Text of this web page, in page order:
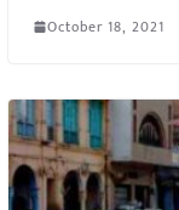
October 18, 2021